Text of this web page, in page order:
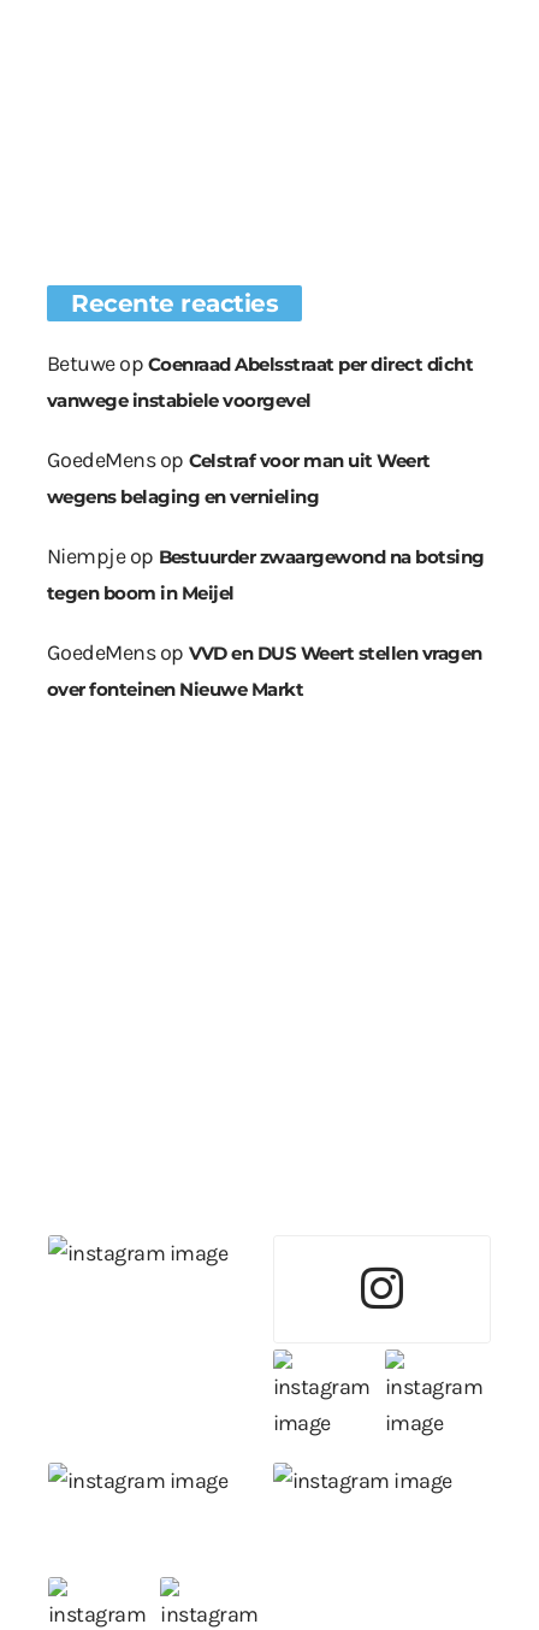
Recente reacties
Betuweop Coenraad Abelsstraat per direct dicht
vanwege instabiele voorgevel
GoedeMensop Celstraf voor man uit Weert
wegens belaging en vernieling
Niempjeop Bestuurder zwaargewond na botsing
tegen boom in Meijel
GoedeMensop VVD en DUS Weert stellen vragen
over fonteinen Nieuwe Markt